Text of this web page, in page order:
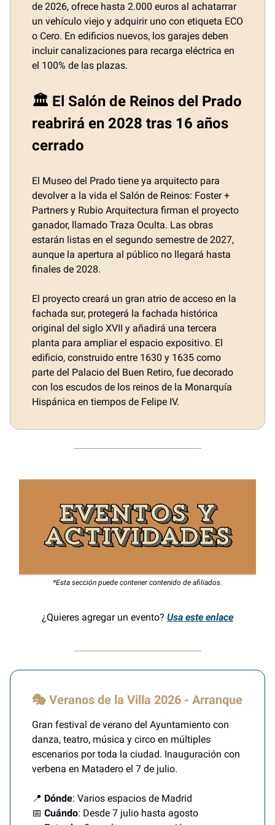
de 2026, ofrece hasta 2.000 euros al achatarrar
un vehículo viejo y adquirir uno con etiqueta ECO
o Cero. En edificios nuevos, los garajes deben
incluir canalizaciones para recarga eléctrica en
el 100% de las plazas.
🏛️ El Salón de Reinos del Prado
reabrirá en 2028 tras 16 años
cerrado
El Museo del Prado tiene ya arquitecto para
devolver a la vida el Salón de Reinos: Foster +
Partners y Rubio Arquitectura firman el proyecto
ganador, llamado Traza Oculta. Las obras
estarán listas en el segundo semestre de 2027,
aunque la apertura al público no llegará hasta
finales de 2028.
El proyecto creará un gran atrio de acceso en la
fachada sur, protegerá la fachada histórica
original del siglo XVII y añadirá una tercera
planta para ampliar el espacio expositivo. El
edificio, construido entre 1630 y 1635 como
parte del Palacio del Buen Retiro, fue decorado
con los escudos de los reinos de la Monarquía
Hispánica en tiempos de Felipe IV.
*Esta sección puede contener contenido de afiliados.
¿Quieres agregar un evento? Usa este enlace
🎭 Veranos de la Villa 2026 - Arranque
Gran festival de verano del Ayuntamiento con
danza, teatro, música y circo en múltiples
escenarios por toda la ciudad. Inauguración con
verbena en Matadero el 7 de julio.
📍 Dónde: Varios espacios de Madrid
📅 Cuándo: Desde 7 julio hasta agosto